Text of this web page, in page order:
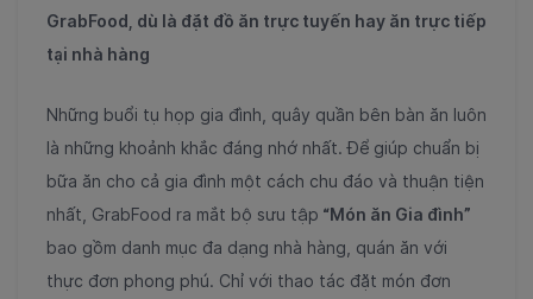
GrabFood, dù là đặt đồ ăn trực tuyến hay ăn trực tiếp
tại nhà hàng
Những buổi tụ họp gia đình, quây quần bên bàn ăn luôn
là những khoảnh khắc đáng nhớ nhất. Để giúp chuẩn bị
bữa ăn cho cả gia đình một cách chu đáo và thuận tiện
nhất, GrabFood ra mắt bộ sưu tập “Món ăn Gia đình”
bao gồm danh mục đa dạng nhà hàng, quán ăn với
thực đơn phong phú. Chỉ với thao tác đặt món đơn